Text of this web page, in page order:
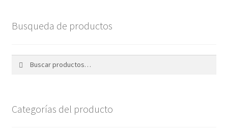
Busqueda de productos
Categorías del producto